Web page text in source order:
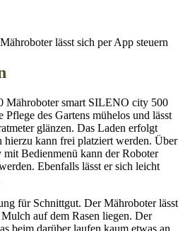
lässt sich per App steuern
Mähroboter smart SILENO city 500
des Gartens mühelos und lässt
glänzen. Das Laden erfolgt
hierzu kann frei platziert werden. Über
Bedienmenü kann der Roboter
Ebenfalls lässt er sich leicht
für Schnittgut. Der Mähroboter lässt
auf dem Rasen liegen. Der
beim darüber laufen kaum etwas an